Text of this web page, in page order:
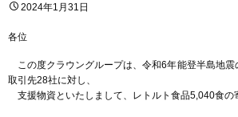
2024年1月31日
各位
この度クラウングループは、令和6年能登半島地震
取引先28社に対し、
支援物資といたしまして、レトルト食品5,040食の